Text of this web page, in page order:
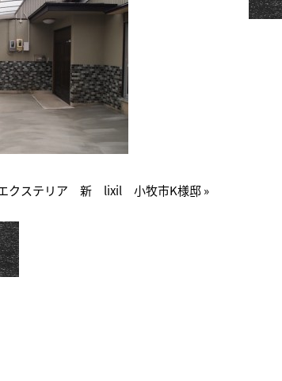
クステリア 新 lixil 小牧市K様邸 »